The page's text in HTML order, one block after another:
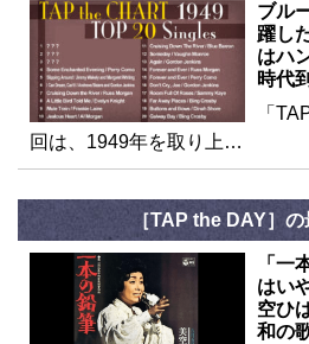
ブル
躍し
はハ
時代
「
回は、1949年を取り上…
［TAP the DAY］
「一
はい
空ひ
和の